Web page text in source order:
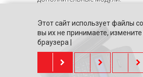
Этот сайт использует файлы
вы их не принимаете, измените
браузера |